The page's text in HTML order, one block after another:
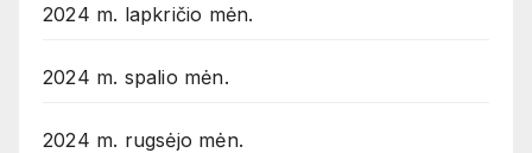
2024 m. lapkričio mėn.
2024 m. spalio mėn.
2024 m. rugsėjo mėn.